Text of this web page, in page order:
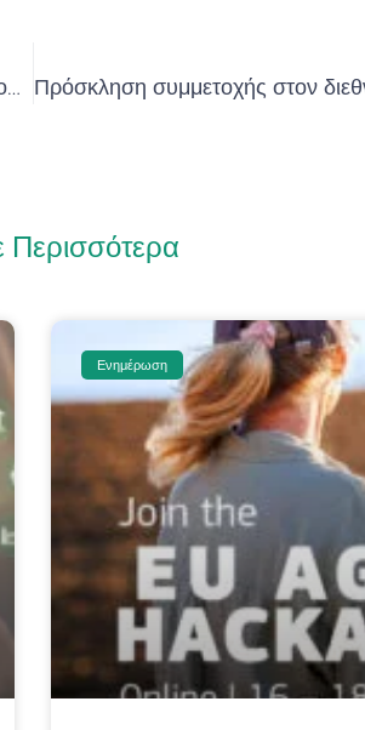
Eρωτηματολόγιο στο πλαίσιο της έρευνας που διεξάγεται για τις ανάγκες του έργου «Κέντρα Ανάπτυξης Δεξιοτήτων και Απασχόλησης στις Περιοχές Δίκαιης Αναπτυξιακής Μετάβασης (ΔΑΜ) στον Τομέα της Ενέργειας, του Περιβάλλοντος και της Κυκλικής Οικονομίας
Περισσότερα
Ενημέρωση